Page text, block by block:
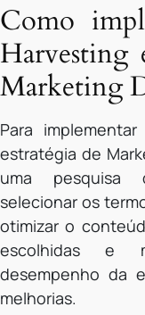
Como
Harvesting
Marketing
Para
estratégia de
uma pesquisa
selecionar os
otimizar o
escolhidas e
desempenho da
melhorias.